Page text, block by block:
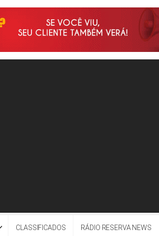
CLASSIFICADOS RÁDIO RESERVA NEWS